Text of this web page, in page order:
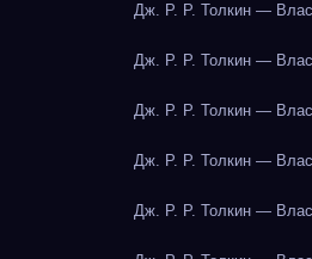
Дж. Р. Р. Толкин —
Дж. Р. Р. Толкин —
Дж. Р. Р. Толкин —
Дж. Р. Р. Толкин —
Дж. Р. Р. Толкин —